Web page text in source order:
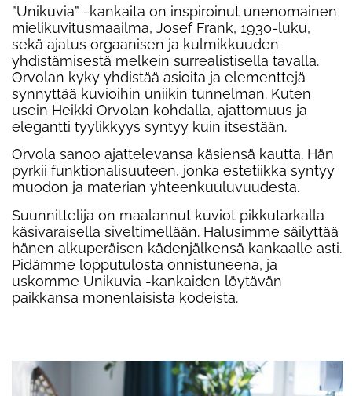
”Unikuvia” -kankaita on inspiroinut unenomainen
mielikuvitusmaailma, Josef Frank, 1930-luku,
sekä ajatus orgaanisen ja kulmikkuuden
yhdistämisestä melkein surrealistisella tavalla.
Orvolan kyky yhdistää asioita ja elementtejä
synnyttää kuvioihin uniikin tunnelman. Kuten
usein Heikki Orvolan kohdalla, ajattomuus ja
elegantti tyylikkyys syntyy kuin itsestään.
Orvola sanoo ajattelevansa käsiensä kautta. Hän
pyrkii funktionalisuuteen, jonka estetiikka syntyy
muodon ja materian yhteenkuuluvuudesta.
Suunnittelija on maalannut kuviot pikkutarkalla
käsivaraisella siveltimellään. Halusimme säilyttää
hänen alkuperäisen kädenjälkensä kankaalle asti.
Pidämme lopputulosta onnistuneena, ja
uskomme Unikuvia -kankaiden löytävän
paikkansa monenlaisista kodeista.